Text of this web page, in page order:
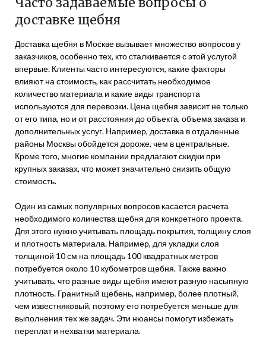
доставке щебня
Доставка щебня в Москве вызывает множество вопросов у
заказчиков, особенно тех, кто сталкивается с этой услугой
впервые. Клиенты часто интересуются, какие факторы
влияют на стоимость, как рассчитать необходимое
количество материала и какие виды транспорта
используются для перевозки. Цена щебня зависит не только
от его типа, но и от расстояния до объекта, объема заказа и
дополнительных услуг. Например, доставка в отдаленные
районы Москвы обойдется дороже, чем в центральные.
Кроме того, многие компании предлагают скидки при
крупных заказах, что может значительно снизить общую
стоимость.
Один из самых популярных вопросов касается расчета
необходимого количества щебня для конкретного проекта.
Для этого нужно учитывать площадь покрытия, толщину слоя
и плотность материала. Например, для укладки слоя
толщиной 10 см на площадь 100 квадратных метров
потребуется около 10 кубометров щебня. Также важно
учитывать, что разные виды щебня имеют разную насыпную
плотность. Гранитный щебень, например, более плотный,
чем известняковый, поэтому его потребуется меньше для
выполнения тех же задач. Эти нюансы помогут избежать
переплат и нехватки материала.